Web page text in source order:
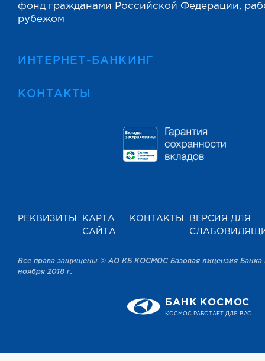
фонд гражданами Российской Федерации,
рубежом
ИНТЕРНЕТ-БАНКИНГ
КОНТАКТЫ
РЕКВИЗИТЫ
КАРТА
САЙТА
КОНТАКТЫ
ВЕРСИЯ ДЛЯ
Все права защищены © АО КБ КОСМОС Базовая лицензия Банка
ноября 2018 г.